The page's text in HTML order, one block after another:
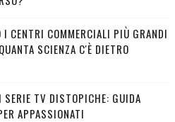
I CENTRI COMMERCIALI PIÙ GRANDI
SCIENZA C'È DIETRO
SERIE TV DISTOPICHE: GUIDA
APPASSIONATI